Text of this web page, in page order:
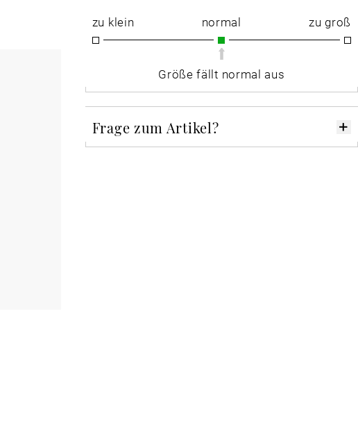
zu klein normal zu groß
Größe fällt normal aus
Frage zum Artikel?